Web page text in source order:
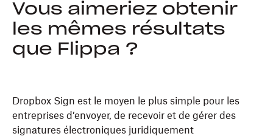
Vous aimeriez obtenir
les mêmes résultats
que Flippa ?
Dropbox Sign est le moyen le plus simple pour les
entreprises d’envoyer, de recevoir et de gérer des
signatures électroniques juridiquement